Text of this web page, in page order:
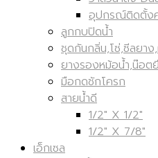
อุปกรณ์ติดตั้ง
ลูกกบปิดน้ำ
ชุดกันกลิ่น,โซ่,ซีลยา
ยางรองหม้อน้ำ,น๊อต
มือกดชักโครก
สายน้ำดี
1/2" X 1/2"
1/2" X 7/8"
เอ็กเซล